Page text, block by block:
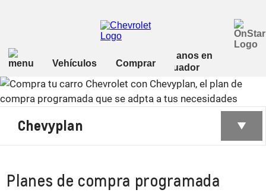
Chevyplan
Planes de compra programada